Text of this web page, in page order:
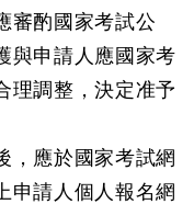
審酌國家考試公
與申請人應國家考
理調整，決定准予
，應於國家考試網
申請人個人報名網